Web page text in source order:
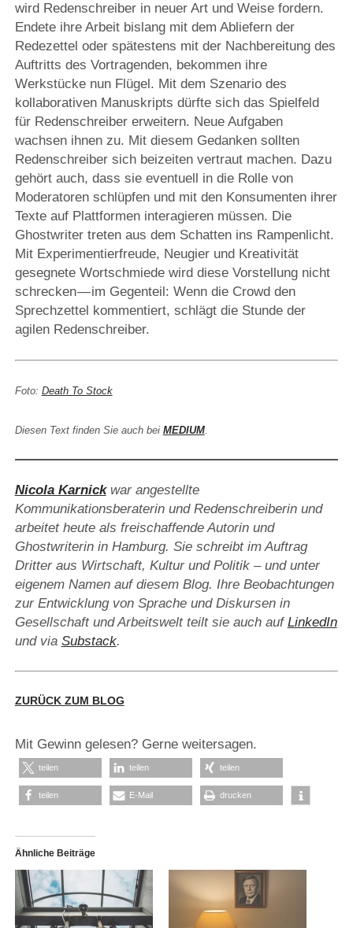
wird Redenschreiber in neuer Art und Weise fordern.
Endete ihre Arbeit bislang mit dem Abliefern der
Redezettel oder spätestens mit der Nachbereitung des
Auftritts des Vortragenden, bekommen ihre
Werkstücke nun Flügel. Mit dem Szenario des
kollaborativen Manuskripts dürfte sich das Spielfeld
für Redenschreiber erweitern. Neue Aufgaben
wachsen ihnen zu. Mit diesem Gedanken sollten
Redenschreiber sich beizeiten vertraut machen. Dazu
gehört auch, dass sie eventuell in die Rolle von
Moderatoren schlüpfen und mit den Konsumenten ihrer
Texte auf Plattformen interagieren müssen. Die
Ghostwriter treten aus dem Schatten ins Rampenlicht.
Mit Experimentierfreude, Neugier und Kreativität
gesegnete Wortschmiede wird diese Vorstellung nicht
schrecken — im Gegenteil: Wenn die Crowd den
Sprechzettel kommentiert, schlägt die Stunde der
agilen Redenschreiber.
Foto: Death To Stock
Diesen Text finden Sie auch bei MEDIUM.
Nicola Karnickwar angestellte
Kommunikationsberaterin und Redenschreiberin und
arbeitet heute als freischaffende Autorin und
Ghostwriterin in Hamburg. Sie schreibt im Auftrag
Dritter aus Wirtschaft, Kultur und Politik – und unter
eigenem Namen auf diesem Blog. Ihre Beobachtungen
zur Entwicklung von Sprache und Diskursen in
Gesellschaft und Arbeitswelt teilt sie auch auf LinkedIn
und via Substack.
ZURÜCK ZUM BLOG
Mit Gewinn gelesen? Gerne weitersagen.
teilen teilen teilen
teilen E-Mail drucken
Ähnliche Beiträge